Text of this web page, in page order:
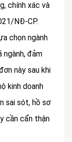
chính xác và
NĐ-CP.
chọn ngành
ngành, đảm
này sau khi
kinh doanh
sai sót, hồ sơ
cần cẩn thận